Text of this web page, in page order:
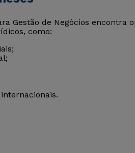
Gestão de Negócios encontra
como: